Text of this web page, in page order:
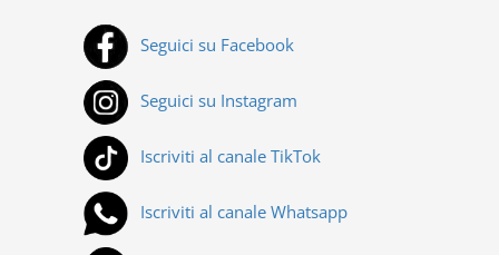
Seguici su Facebook
Seguici su Instagram
Iscriviti al canale TikTok
Iscriviti al canale Whatsapp